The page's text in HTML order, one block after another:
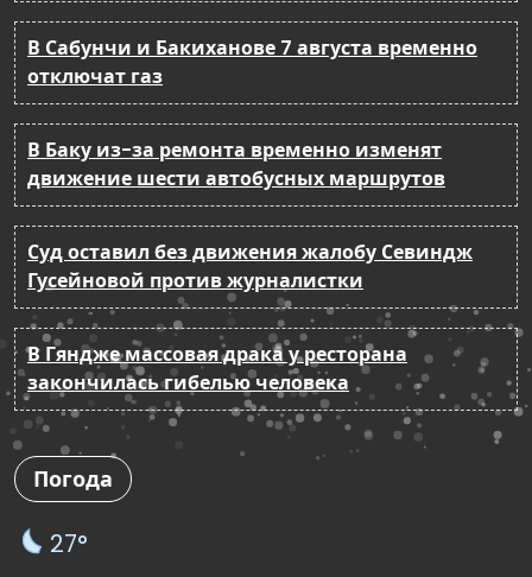
В Сабунчи и Бакиханове 7 августа временно
отключат газ
В Баку из-за ремонта временно изменят
движение шести автобусных маршрутов
Суд оставил без движения жалобу Севиндж
Гусейновой против журналистки
В Гяндже массовая драка у ресторана
закончилась гибелью человека
Погода
27°